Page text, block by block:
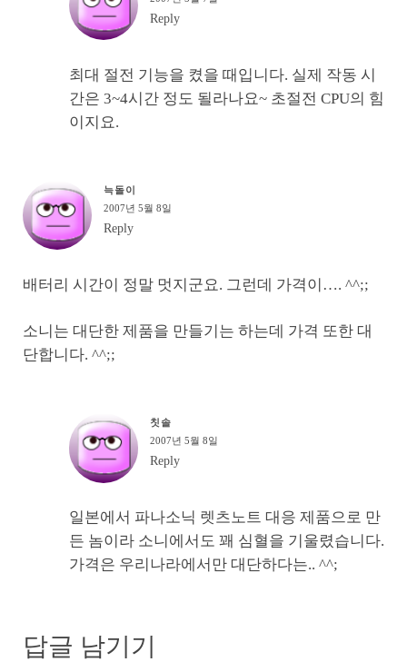
Reply
최대 절전 기능을 켰을 때입니다. 실제 작동 시
간은 3~4시간 정도 될라나요~ 초절전 CPU의 힘
이지요.
늑돌이
2007년 5월 8일
Reply
배터리 시간이 정말 멋지군요. 그런데 가격이…. ^^;;
소니는 대단한 제품을 만들기는 하는데 가격 또한 대
단합니다. ^^;;
칫솔
2007년 5월 8일
Reply
일본에서 파나소닉 렛츠노트 대응 제품으로 만
든 놈이라 소니에서도 꽤 심혈을 기울렸습니다.
가격은 우리나라에서만 대단하다는.. ^^;
답글 남기기